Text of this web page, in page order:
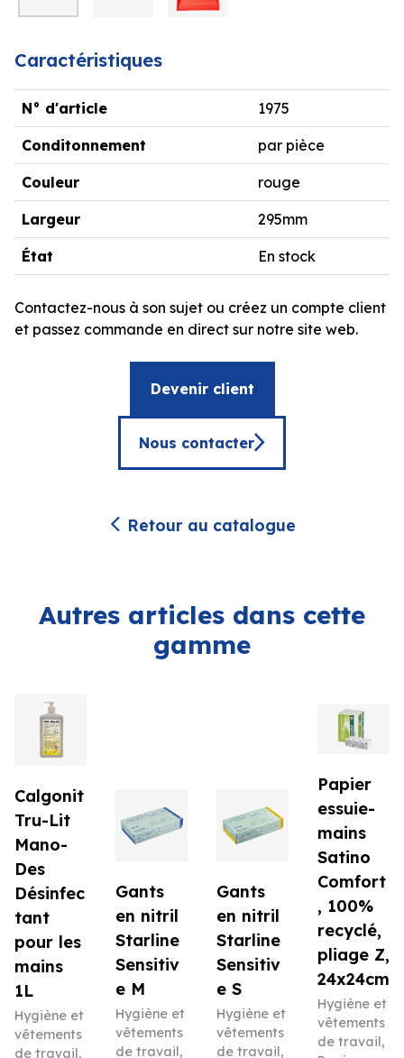
Caractéristiques
N° d'article 1975
Conditonnement par pièce
Couleur rouge
Largeur 295mm
État En stock
Contactez-nous à son sujet ou créez un compte client
et passez commande en direct sur notre site web.
Devenir client
Nous contacter
Retour au catalogue
Autres articles dans cette
gamme
Calgonit
Tru-Lit
Mano-
Des
Désinfec
tant
pour les
mains
1L
Hygiène et
vêtements
de travail,
Gants
en nitril
Starline
Sensitiv
e M
Hygiène et
vêtements
de travail,
Gants
en nitril
Starline
Sensitiv
e S
Hygiène et
vêtements
de travail,
Papier
essuie-
mains
Satino
Comfort
, 100%
recyclé,
pliage Z,
24x24cm
Hygiène et
vêtements
de travail ,